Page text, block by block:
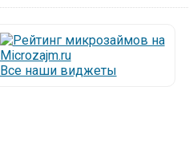
Все наши виджеты